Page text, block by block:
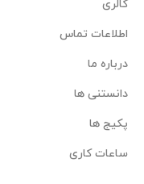
گالری
اطلاعات تماس
درباره ما
دانستنی ها
پکیج ها
ساعات کاری